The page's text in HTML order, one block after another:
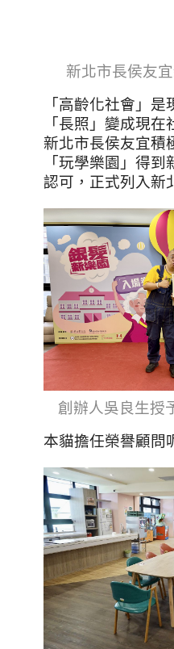
新北市長侯友
「高齡化社會」是
「長照」變成現在
新北市長侯友宜積
「玩學樂園」得
認可，正式列入新
創辦人吳良生授
本貓擔任榮譽顧問